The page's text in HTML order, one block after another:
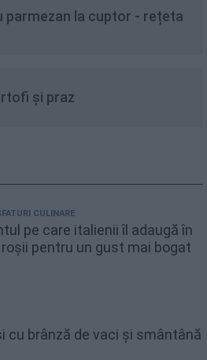
parmezan la cuptor - rețeta
și praz
CULINARE
pe care italienii îl adaugă în
pentru un gust mai bogat
cu brânză de vaci și smântână